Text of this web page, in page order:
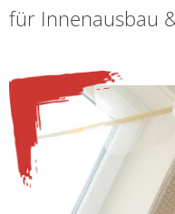
für Innenausbau